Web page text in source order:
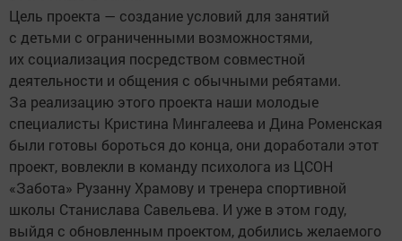
Цель проекта — создание условий для занятий
с детьми с ограниченными возможностями,
их социализация посредством совместной
деятельности и общения с обычными ребятами.
За реализацию этого проекта наши молодые
специалисты Кристина Мингалеева и Дина Роменская
были готовы бороться до конца, они доработали этот
проект, вовлекли в команду психолога из ЦСОН
«Забота» Рузанну Храмову и тренера спортивной
школы Станислава Савельева. И уже в этом году,
выйдя с обновленным проектом, добились желаемого